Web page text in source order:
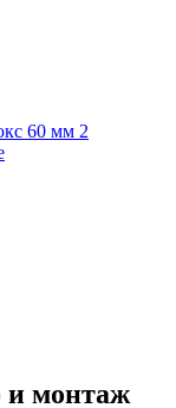
60 мм 2
и монтаж